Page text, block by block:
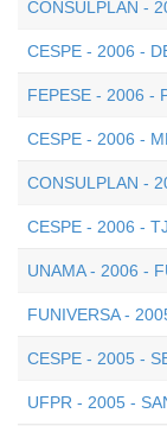
CONSULPLAN -
CESPE - 2006 -
FEPESE - 2006 -
CESPE - 2006 -
CONSULPLAN -
CESPE - 2006 -
UNAMA - 2006 -
FUNIVERSA -
CESPE - 2005 -
UFPR - 2005 -